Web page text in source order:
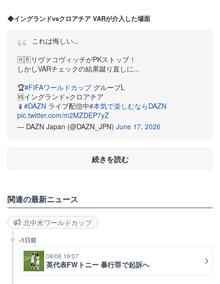
◆イングランドvsクロアチア VARが介入した場面
これは悔しい...
🇭🇷リヴァコヴィッチがPKストップ！
しかしVARチェックの結果蹴り直しに...
🏆️#FIFAワールドカップグループL
🆚イングランド×クロアチア
📱 #DAZN ライブ配信中#本気で楽しむならDAZN
pic.twitter.com/m2MZDEP7yZ
— DAZN Japan (@DAZN_JPN) June 17, 2026
続きを読む
関連の最新ニュース
北中米ワールドカップ
-1日前
08/08 19:07
英代表FWトニー 暴行罪で起訴へ